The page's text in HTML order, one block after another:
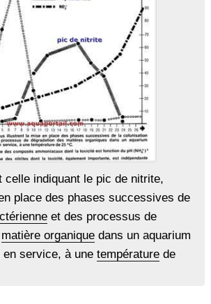
celle indiquant le pic de nitrite,
place des phases successives de
et des processus de
matière organiquedans un aquarium
service, à une températurede